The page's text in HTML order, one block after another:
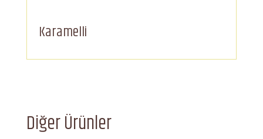
Karamelli
Diğer Ürünler